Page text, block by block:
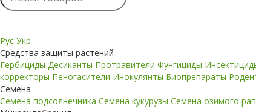
Рус Укр
Средства защиты растений
Гербициды Десиканты Протравители Фунгициды
корректоры Пеногасители Инокулянты Биопрепараты
Семена
Семена подсолнечника Семена кукурузы Семена озимого